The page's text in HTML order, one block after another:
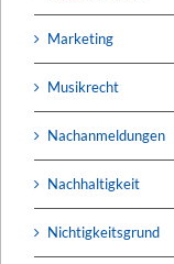
Marketing
Musikrecht
Nachanmeldungen
Nachhaltigkeit
Nichtigkeitsgrund